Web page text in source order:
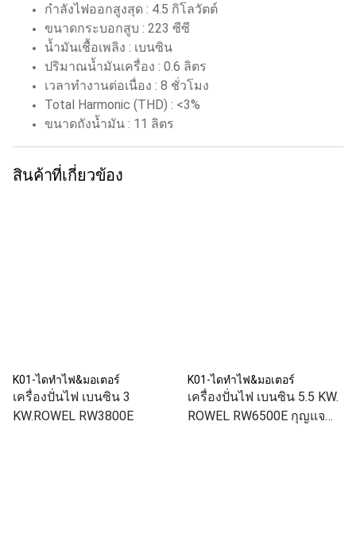
กำลังไฟออกสูงสุด : 4.5 กิโลวัตต์
ขนาดกระบอกสูบ : 223 ซีซี
น้ำมันเชื้อเพลิง : เบนซิน
ปริมาณน้ำมันเครื่อง : 0.6 ลิตร
เวลาทำงานต่อเนื่อง : 8 ชั่วโมง
Total Harmonic (THD) : <3%
ขนาดถังน้ำมัน : 11 ลิตร
สินค้าที่เกี่ยวข้อง
K01-ไดทำไฟ&มอเตอร์
เครื่องปั่นไฟ เบนซิน 3
KW.ROWEL RW3800E
K01-ไดทำไฟ&มอเตอร์
เครื่องปั่นไฟ เบนซิน 5.5 KW.
ROWEL RW6500E กุญแจ